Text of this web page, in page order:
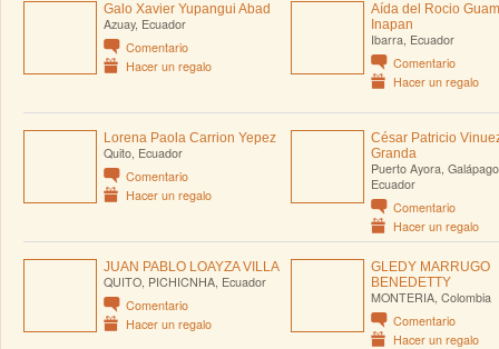
Galo Xavier Yupangui Abad
Azuay, Ecuador
Comentario
Hacer un regalo
Aída del Rocio
Inapan
Ibarra, Ecuador
Comentario
Hacer un regalo
Lorena Paola Carrion Yepez
Quito, Ecuador
Comentario
Hacer un regalo
César Patricio
Granda
Puerto Ayora,
Ecuador
Comentario
Hacer un regalo
JUAN PABLO LOAYZA VILLA
QUITO, PICHICNHA, Ecuador
Comentario
Hacer un regalo
GLEDY MARRUGO
BENEDETTY
MONTERIA, Colombia
Comentario
Hacer un regalo